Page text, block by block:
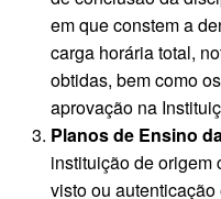
em que constem a
carga horária total,
obtidas, bem como
aprovação na
Planos de Ensino
instituição de origem
visto ou